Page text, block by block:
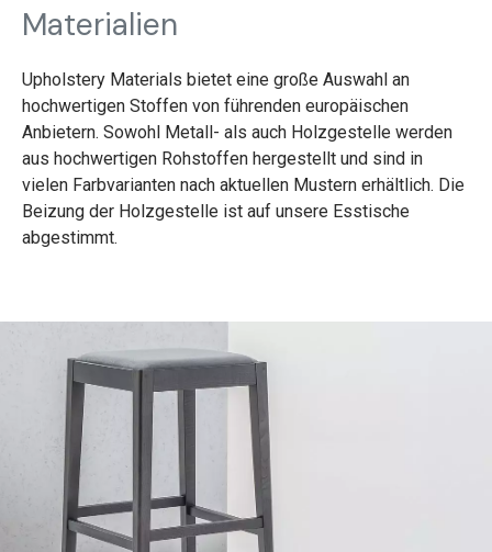
Materialien
Upholstery Materials bietet eine große Auswahl an
hochwertigen Stoffen von führenden europäischen
Anbietern. Sowohl Metall- als auch Holzgestelle werden
aus hochwertigen Rohstoffen hergestellt und sind in
vielen Farbvarianten nach aktuellen Mustern erhältlich. Die
Beizung der Holzgestelle ist auf unsere Esstische
abgestimmt.